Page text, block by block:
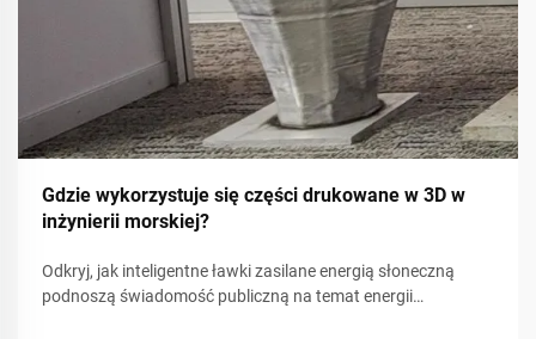
Gdzie wykorzystuje się części drukowane w 3D w
inżynierii morskiej?
Odkryj, jak inteligentne ławki zasilane energią słoneczną
podnoszą świadomość publiczną na temat energii